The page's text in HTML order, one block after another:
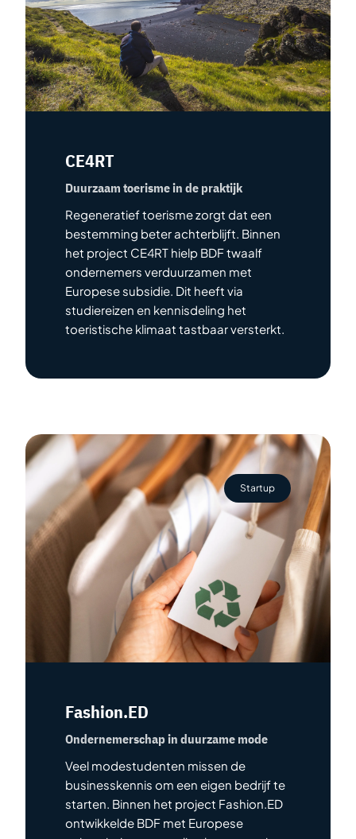
CE4RT
Duurzaam toerisme in de praktijk
Regeneratief toerisme zorgt dat een
bestemming beter achterblijft. Binnen
het project CE4RT hielp BDF twaalf
ondernemers verduurzamen met
Europese subsidie. Dit heeft via
studiereizen en kennisdeling het
toeristische klimaat tastbaar versterkt.
Startup
Fashion.ED
Ondernemerschap in duurzame mode
Veel modestudenten missen de
businesskennis om een eigen bedrijf te
starten. Binnen het project Fashion.ED
ontwikkelde BDF met Europese